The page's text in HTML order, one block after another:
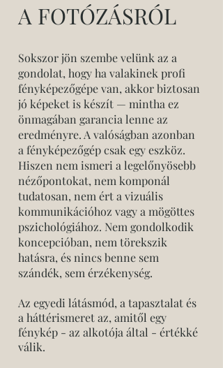
A FOTÓZÁSRÓL
Sokszor jön szembe velünk az a
gondolat, hogy ha valakinek profi
fényképezőgépe van, akkor biztosan
jó képeket is készít — mintha ez
önmagában garancia lenne az
eredményre. A valóságban azonban
a fényképezőgép csak egy eszköz.
Hiszen nem ismeri a legelőnyösebb
nézőpontokat, nem komponál
tudatosan, nem ért a vizuális
kommunikációhoz vagy a mögöttes
pszichológiához. Nem gondolkodik
koncepcióban, nem törekszik
hatásra, és nincs benne sem
szándék, sem érzékenység.
Az egyedi látásmód, a tapasztalat és
a háttérismeret az, amitől egy
fénykép - az alkotója által - értékké
válik.